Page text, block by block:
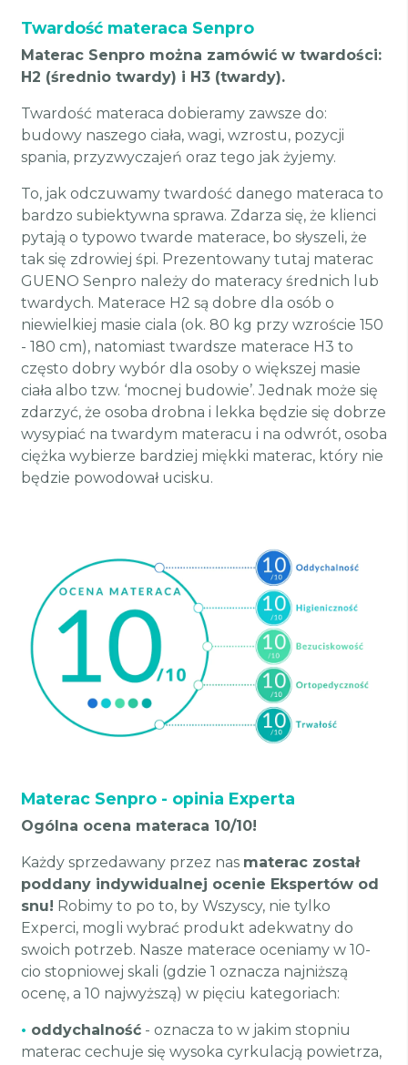
Twardość materaca Senpro
Materac Senpro można zamówić w twardości:
H2 (średnio twardy) i H3 (twardy).
Twardość materaca dobieramy zawsze do:
budowy naszego ciała, wagi, wzrostu, pozycji
spania, przyzwyczajeń oraz tego jak żyjemy.
To, jak odczuwamy twardość danego materaca to
bardzo subiektywna sprawa. Zdarza się, że klienci
pytają o typowo twarde materace, bo słyszeli, że
tak się zdrowiej śpi. Prezentowany tutaj materac
GUENO Senpro należy do materacy średnich lub
twardych. Materace H2 są dobre dla osób o
niewielkiej masie ciala (ok. 80 kg przy wzroście 150
- 180 cm), natomiast twardsze materace H3 to
często dobry wybór dla osoby o większej masie
ciała albo tzw. ‘mocnej budowie’. Jednak może się
zdarzyć, że osoba drobna i lekka będzie się dobrze
wysypiać na twardym materacu i na odwrót, osoba
ciężka wybierze bardziej miękki materac, który nie
będzie powodował ucisku.
Materac Senpro - opinia Experta
Ogólna ocena materaca 10/10!
Każdy sprzedawany przez nas materac został
poddany indywidualnej ocenie Ekspertów od
snu! Robimy to po to, by Wszyscy, nie tylko
Experci, mogli wybrać produkt adekwatny do
swoich potrzeb. Nasze materace oceniamy w 10-
cio stopniowej skali (gdzie 1 oznacza najniższą
ocenę, a 10 najwyższą) w pięciu kategoriach:
• oddychalność - oznacza to w jakim stopniu
materac cechuje się wysoka cyrkulacją powietrza,